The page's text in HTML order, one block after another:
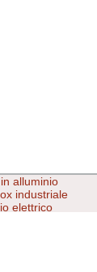
Acciaio Inox
PPGI Gi Gl
Zinco